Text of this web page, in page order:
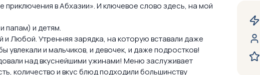
в Абхазии». И ключевое слово здесь, на мой
папам) и детям.
Любой. Утренняя зарядка, на которую вставали даже
и мальчиков, и девочек, и даже подростков!
над вкуснейшими ужинами! Меню заслуживает
количество и вкус блюд подходили большинству